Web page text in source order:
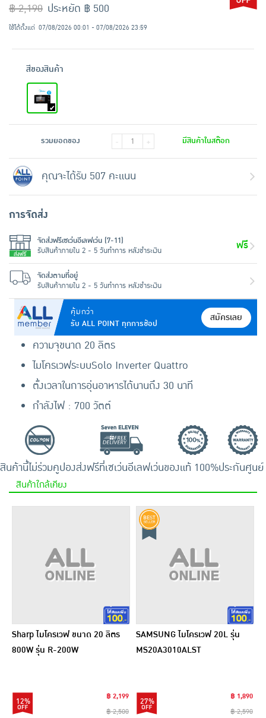
คุ้มกว่า
รับ ALL POINT ทุกการช้อป
สมัครเลย
ความจุขนาด 20 ลิตร
ไมโครเวฟระบบSolo Inverter Quattro
ตั้งเวลาในการอุ่นอาหารได้นานถึง 30 นาที
กำลังไฟ : 700 วัตต์
฿ 2,190 ประหยัด ฿ 500
ใช้ได้ตั้งแต่ 07/08/2026 00:01 - 07/08/2026 23:59
สีของสินค้า
รวมยอดของ - + มีสินค้าในสต๊อก
คุณจะได้รับ 507 คะแนน
การจัดส่ง
จัดส่งฟรีเซเว่นอีเลฟเว่น (7-11)
รับสินค้าภายใน 2 - 5 วันทำการ หลังชำระเงิน
ฟรี
จัดส่งตามที่อยู่
รับสินค้าภายใน 2 - 5 วันทำการ หลังชำระเงิน
สินค้านี้ไม่ร่วมคูปองส่งฟรีที่เซเว่นอีเลฟเว่นของแท้ 100%ประกันศูนย์
สินค้าใกล้เคียง
Sharp ไมโครเวฟ ขนาด 20 ลิตร
800W รุ่น R-200W
12%
฿ 2,199
฿ 2,500
SAMSUNG ไมโครเวฟ 20L รุ่น
MS20A3010ALST
27%
฿ 1,890
฿ 2,590